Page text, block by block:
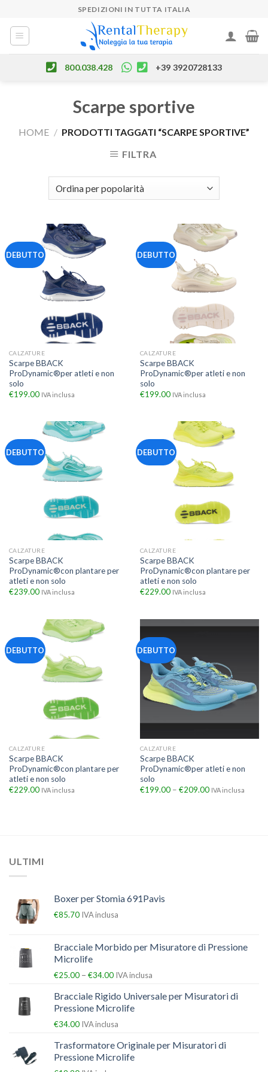
content
SPEDIZIONI IN TUTTA ITALIA
800.038.428 +39 3920728133
Scarpe sportive
HOME / PRODOTTI TAGGATI “SCARPE SPORTIVE”
FILTRA
DEBUTTO
CALZATURE
Scarpe BBACK
ProDynamic®per atleti e non
solo
€199.00 IVA inclusa
DEBUTTO
CALZATURE
Scarpe BBACK
ProDynamic®per atleti e non
solo
€199.00 IVA inclusa
DEBUTTO
CALZATURE
Scarpe BBACK
ProDynamic®con plantare per
atleti e non solo
€239.00 IVA inclusa
DEBUTTO
CALZATURE
Scarpe BBACK
ProDynamic®con plantare per
atleti e non solo
€229.00 IVA inclusa
DEBUTTO
CALZATURE
Scarpe BBACK
ProDynamic®con plantare per
atleti e non solo
€229.00 IVA inclusa
DEBUTTO
CALZATURE
Scarpe BBACK
ProDynamic®per atleti e non
solo
€199.00– €209.00 IVA inclusa
ULTIMI
Boxer per Stomia 691Pavis
€85.70 IVA inclusa
Bracciale Morbido per Misuratore di Pressione
Microlife
€25.00 – €34.00 IVA inclusa
Bracciale Rigido Universale per Misuratori di
Pressione Microlife
€34.00 IVA inclusa
Trasformatore Originale per Misuratori di
Pressione Microlife